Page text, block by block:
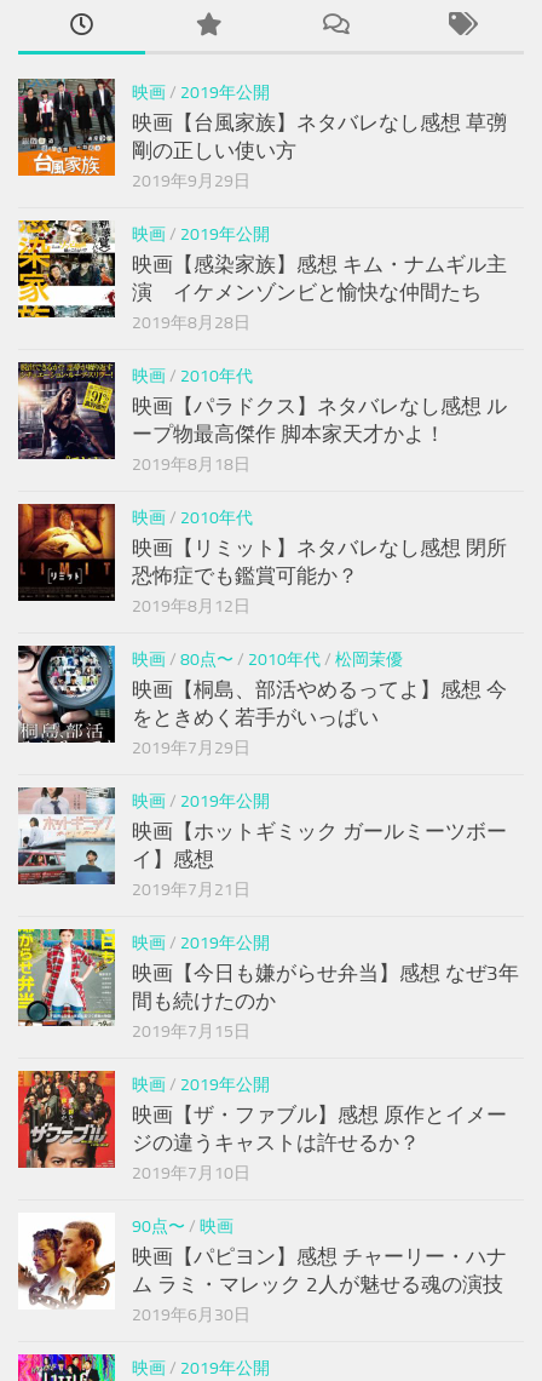
映画/ 2019年公開
映画【台風家族】ネタバレなし感想 草彅
剛の正しい使い方
2019年9月29日
映画/ 2019年公開
映画【感染家族】感想 キム・ナムギル主
演 イケメンゾンビと愉快な仲間たち
2019年8月28日
映画/ 2010年代
映画【パラドクス】ネタバレなし感想 ル
ープ物最高傑作 脚本家天才かよ！
2019年8月18日
映画/ 2010年代
映画【リミット】ネタバレなし感想 閉所
恐怖症でも鑑賞可能か？
2019年8月12日
映画/ 80点〜 / 2010年代/ 松岡茉優
映画【桐島、部活やめるってよ】感想 今
をときめく若手がいっぱい
2019年7月29日
映画/ 2019年公開
映画【ホットギミック ガールミーツボー
イ】感想
2019年7月21日
映画/ 2019年公開
映画【今日も嫌がらせ弁当】感想 なぜ3年
間も続けたのか
2019年7月15日
映画/ 2019年公開
映画【ザ・ファブル】感想 原作とイメー
ジの違うキャストは許せるか？
2019年7月10日
90点〜 / 映画
映画【パピヨン】感想 チャーリー・ハナ
ム ラミ・マレック 2人が魅せる魂の演技
2019年6月30日
映画/ 2019年公開